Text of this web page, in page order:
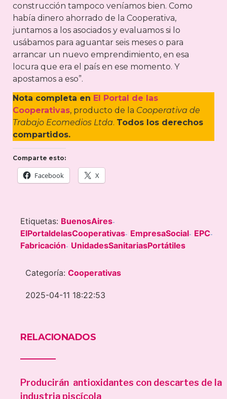
construcción tampoco veníamos bien. Como
había dinero ahorrado de la Cooperativa,
juntamos a los asociados y evaluamos si lo
usábamos para aguantar seis meses o para
arrancar un nuevo emprendimiento, en esa
locura que era el país en ese momento. Y
apostamos a eso”.
Nota completa en El Portal de las
Cooperativas, producto de la Cooperativa de
Trabajo Ecomedios Ltda. Todos los derechos
compartidos.
Comparte esto:
Facebook X
Etiquetas: BuenosAires-
ElPortaldelasCooperativas- EmpresaSocial- EPC-
Fabricación- UnidadesSanitariasPortátiles
Categoría: Cooperativas
2025-04-11 18:22:53
RELACIONADOS
Producirán antioxidantes con descartes de la
industria piscícola